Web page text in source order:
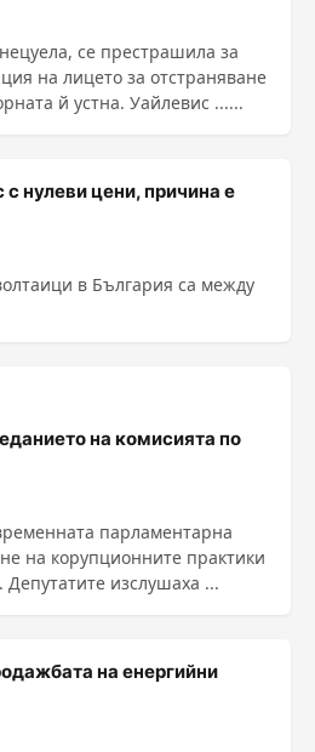
се престрашила за
на лицето за отстраняване
на "малка бучка“ на горната й устна. Уайлевис ......
с нулеви цени, причина е
в България са между
на комисията по
парламентарна
на корупционните практики
изслушаха ...
на енергийни